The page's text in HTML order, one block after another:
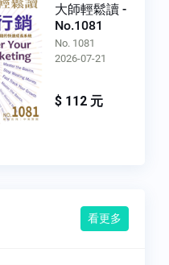
大師輕鬆讀 -
No.1081
No. 1081
2026-07-21
$ 112 元
看更多